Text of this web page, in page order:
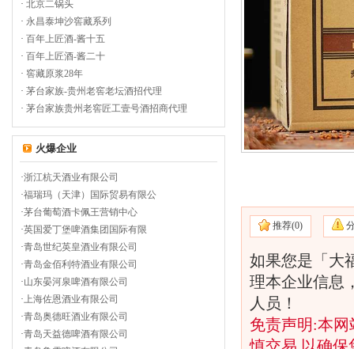
· 北京二锅头
· 永昌泰坤沙窖藏系列
· 百年上匠酒-酱十五
· 百年上匠酒-酱二十
· 窖藏原浆28年
· 茅台家族-贵州老窖老坛酒招代理
· 茅台家族贵州老窖匠工壹号酒招商代理
火爆企业
·浙江杭天酒业有限公司
·福瑞玛（天津）国际贸易有限公
·茅台葡萄酒卡佩王营销中心
·英国爱丁堡啤酒集团国际有限
·青岛世纪英皇酒业有限公司
·青岛金佰利特酒业有限公司
·山东晏河泉啤酒有限公司
·上海佐恩酒业有限公司
·青岛奥德旺酒业有限公司
·青岛天益德啤酒有限公司
推荐(0)
如果您是「大
理本企业信息
人员！
免责声明:本